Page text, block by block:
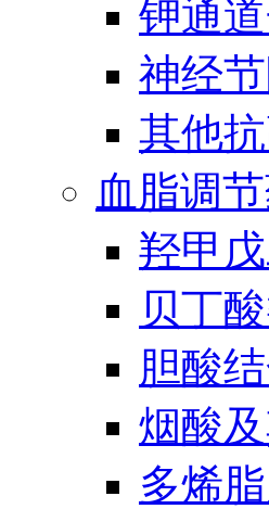
钾通
神经
其他
血脂调
羟甲
贝丁
胆酸
烟酸
多烯